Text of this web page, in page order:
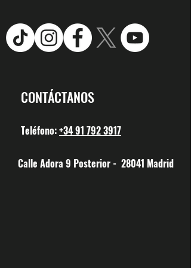
CONTÁCTANOS
Teléfono:+34 91 792 3917
Calle Adora 9 Posterior - 28041 Madrid